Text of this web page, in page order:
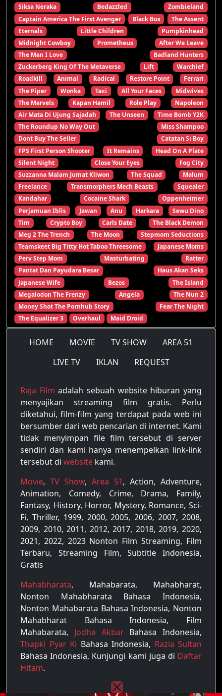
Siksa Neraka
Bedazzled
Zombieland
Captain America The First Avenger
Black Box
The Assent
Eternals
Little Children
Pumpkinhead
Midnight Cowboy
Prometheus
After We Leave
The Man I Love
Badland Hunters
Zuckerberg King Of The Metaverse
Lift
Warchief
Roadkill
Animal Radical Restore Point
Ferrari
The Piper
Wonka Taxi All Your Faces
Midwives
The Marvels
Kapan Hamil Role Play
Napoleon
Air Mata Di Ujung Sajadah
The Unseen
Time Bomb Y2K
The Roundup No Way Out
Miss Shampoo
Dont Buy The Seller
Catatan Si Boy
FPS First Person Shooter
It Remains
Head On A Plate
Silent Night
Close Your Eyes
Fog City
Suzzanna Malam Jumat Kliwon
The Squad
Malum
Freelance
Transmorphers Mech Beasts
Squealer
Kandahar
Cocaine Shark
Oppenheimer
Perjamuan Iblis
Jawan Anu Harkara
Sewu Dino
Tim
Crypto Boy Carls Date
The Black Demon
Meg 2 The Trench
The Moon
Stepmom Seductions
Teamskeet Big Titty Hot Taboo Threesome
Japanese Moms
Perv Step Mom
Masturbating
Ratter
Pantat Dan Payudara Besar
Haus Akan Seks
Japanese Wife
Bezos
The Island
Megalodon The Frenzy
Angela
The Nun 2
Money Shot The Pornhub Story
Fear The Night
The Equalizer 3
Overhaul Maid Droid
HOME MOVIE TV SHOW
AREA 51
LIVE TV
IKLAN REQUEST
Raja Film adalah sebuah website hiburan yang
menyajikan streaming film gratis. Perlu
diketahui, film-film yang terdapat pada web ini
bersumber dari web pencarian di internet. Kami
tidak menyimpan file film tersebut di server
sendiri dan kami hanya menempelkan link-link
tersebut di website kami.
Movie, TV Show, Area 51, Action, Adventure,
Animation, Comedy, Crime, Drama, Family,
Fantasy, History, Horror, Mystery, Romance, Sci-
Fi, Thriller, 1999, 2000, 2005, 2006, 2007, 2008,
2009, 2010, 2011, 2012, 2017, 2018, 2019, 2020,
2021, 2022, 2023 Nonton Film Streaming, Film
Terbaru, Streaming Film, Subtitle Indonesia,
Gratis
Mahabharata, Mahabarata, Mahabharat,
Nonton Mahabharata Bahasa Indonesia,
Nonton Mahabarata Bahasa Indonesia, Nonton
Mahabharat Bahasa Indonesia, Film
Mahabarata, Jodha AkbarBahasa Indonesia,
Thapki Pyar Ki Bahasa Indonesia, Razia Sultan
Bahasa Indonesia, Kunjungi kami juga di Daftar
Hitam.